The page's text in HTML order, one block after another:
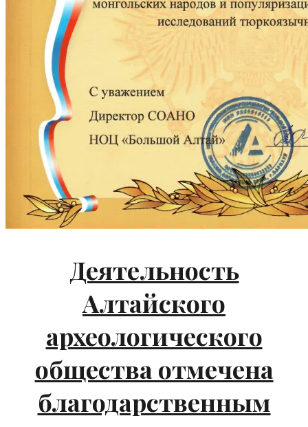
Деятельность
Алтайского
археологического
общества отмечена
благодарственным